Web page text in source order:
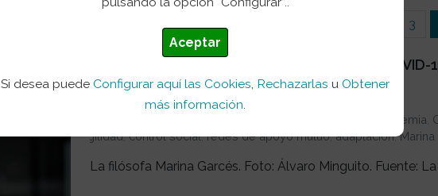
Aceptar
Si desea puedeConfigurar aquí las Cookies Rechazarlas uObtener
más información
3
Escuchando a una filósofa en tiempos del COVID-
Post 20 abr 2020
pandemia
fragilidad,control social,redes de apoyo mutuo,adaptación,
La filósofa Marina Garcés. Foto: Álvaro Minguito. Fuente: La